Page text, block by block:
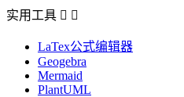
实用工具  
LaTex公式编辑器
Geogebra
Mermaid
PlantUML